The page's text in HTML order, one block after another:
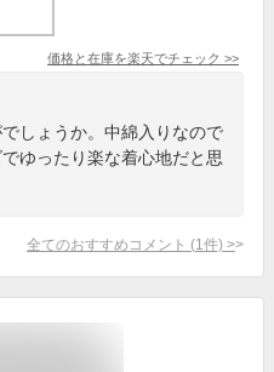
価格と在庫を楽天でチェック >>
しょうか。中綿入りなので
ゆったり楽な着心地だと思
全てのおすすめコメント (1 件) >